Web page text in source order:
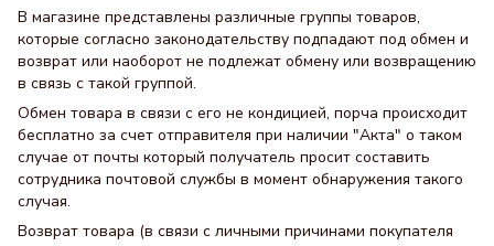
В магазине представлены различные группы товаров,
которые согласно законодательству подпадают под обмен и
возврат или наоборот не подлежат обмену или возвращению
в связь с такой группой.
Обмен товара в связи с его не кондицией, порча происходит
бесплатно за счет отправителя при наличии "Акта" о таком
случае от почты который получатель просит составить
сотрудника почтовой службы в момент обнаружения такого
случая.
Возврат товара (в связи с личными причинами покупателя